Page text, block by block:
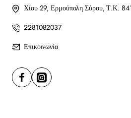
Χίου 29, Ερμούπολη Σύρου, Τ.Κ.
2281082037
Επικοινωνία